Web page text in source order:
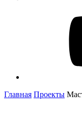
Главная Проекты